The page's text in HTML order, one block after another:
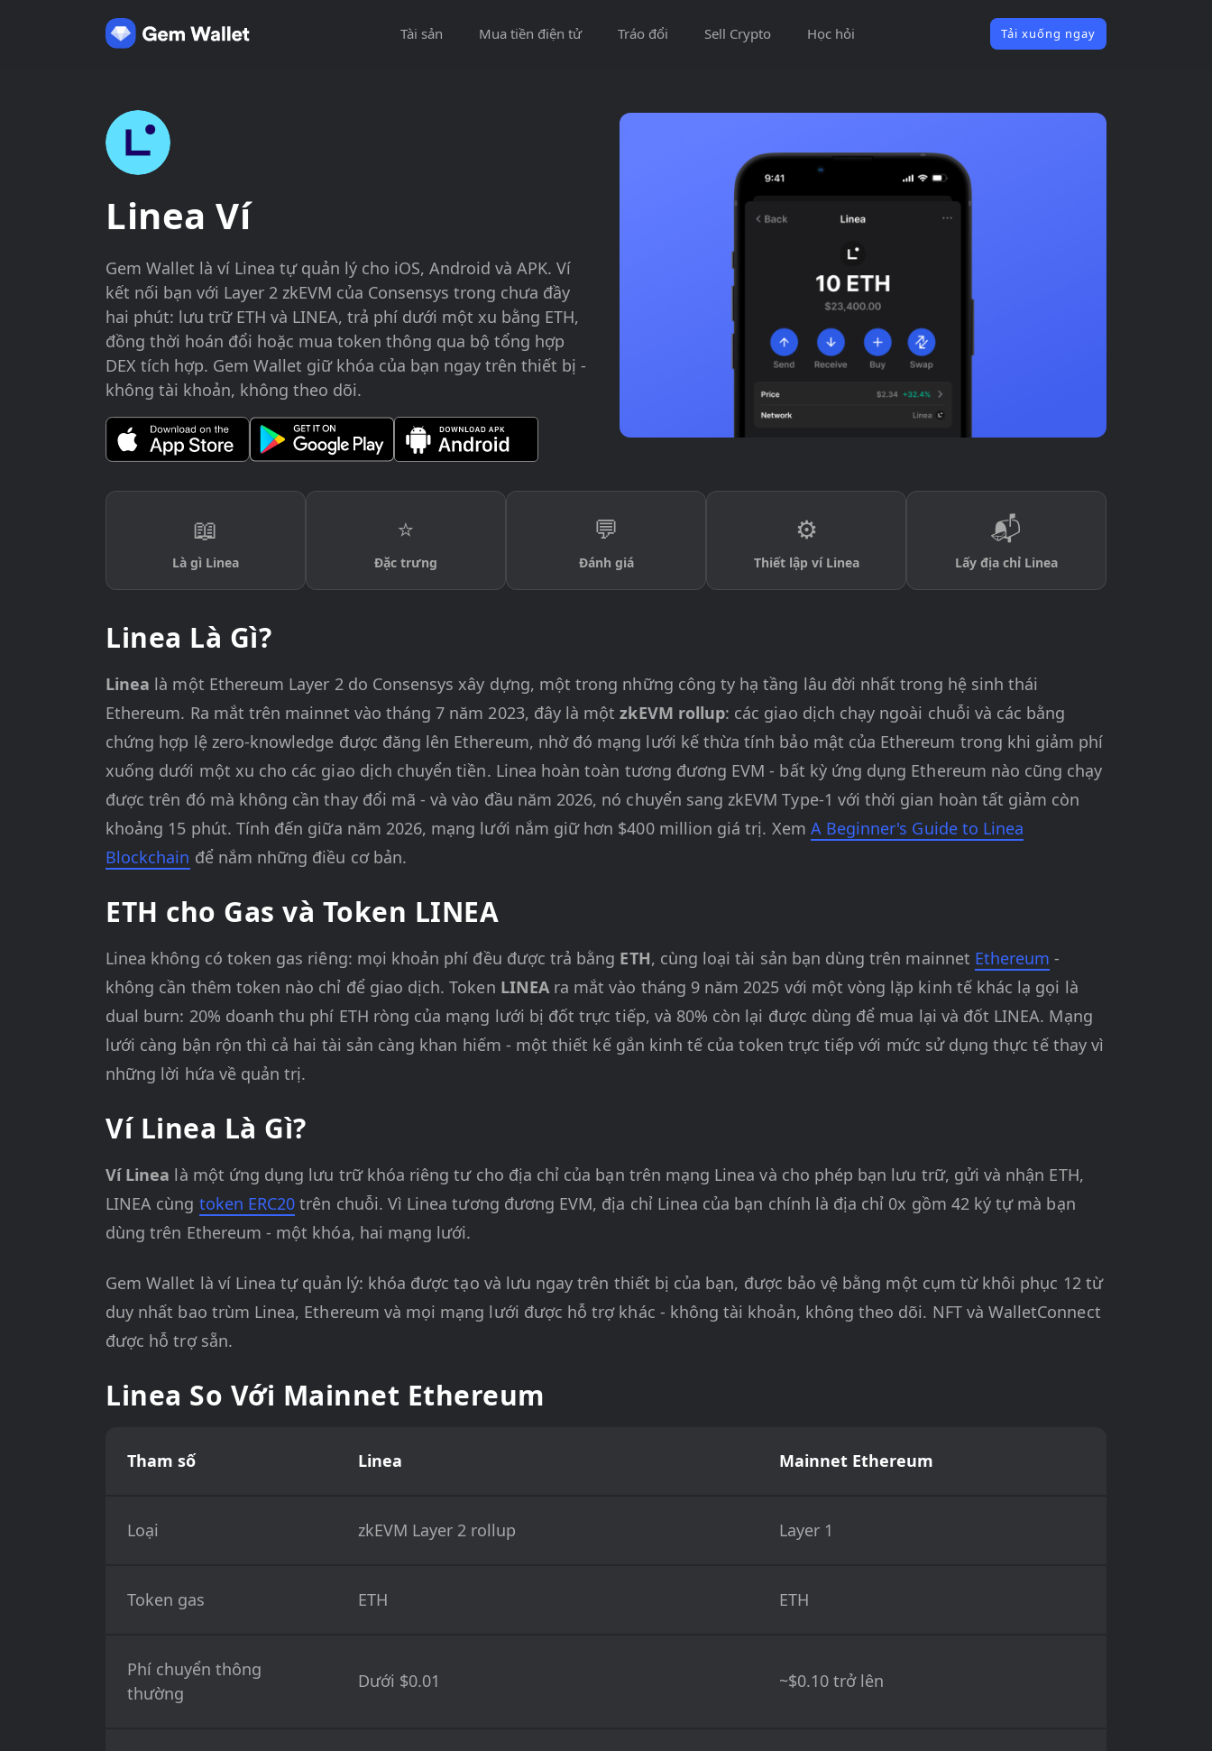
Tài sản Mua tiền điện tử Tráo đổi Sell Crypto Học hỏi Tải xuống ngay
Linea Ví
Gem Wallet là ví Linea tự quản lý cho iOS, Android và APK. Ví
kết nối bạn với Layer 2 zkEVM của Consensys trong chưa đầy
hai phút: lưu trữ ETH và LINEA, trả phí dưới một xu bằng ETH,
đồng thời hoán đổi hoặc mua token thông qua bộ tổng hợp
DEX tích hợp. Gem Wallet giữ khóa của bạn ngay trên thiết bị -
không tài khoản, không theo dõi.
📖
Là gì Linea
⭐
Đặc trưng
💬
Đánh giá
⚙️
Thiết lập ví Linea
📬
Lấy địa chỉ Linea
Linea Là Gì?
Linea là một Ethereum Layer 2 do Consensys xây dựng, một trong những công ty hạ tầng lâu đời nhất trong hệ sinh thái
Ethereum. Ra mắt trên mainnet vào tháng 7 năm 2023, đây là mộtzkEVM rollup: các giao dịch chạy ngoài chuỗi và các bằng
chứng hợp lệ zero-knowledge được đăng lên Ethereum, nhờ đó mạng lưới kế thừa tính bảo mật của Ethereum trong khi giảm phí
xuống dưới một xu cho các giao dịch chuyển tiền. Linea hoàn toàn tương đương EVM - bất kỳ ứng dụng Ethereum nào cũng chạy
được trên đó mà không cần thay đổi mã - và vào đầu năm 2026, nó chuyển sang zkEVM Type-1 với thời gian hoàn tất giảm còn
khoảng 15 phút. Tính đến giữa năm 2026, mạng lưới nắm giữ hơn $400 million giá trị. Xem A Beginner's Guide to Linea
Blockchain để nắm những điều cơ bản.
ETH cho Gas và Token LINEA
Linea không có token gas riêng: mọi khoản phí đều được trả bằng ETH, cùng loại tài sản bạn dùng trên mainnet Ethereum -
không cần thêm token nào chỉ để giao dịch. Token LINEAra mắt vào tháng 9 năm 2025 với một vòng lặp kinh tế khác lạ gọi là
dual burn: 20% doanh thu phí ETH ròng của mạng lưới bị đốt trực tiếp, và 80% còn lại được dùng để mua lại và đốt LINEA. Mạng
lưới càng bận rộn thì cả hai tài sản càng khan hiếm - một thiết kế gắn kinh tế của token trực tiếp với mức sử dụng thực tế thay vì
những lời hứa về quản trị.
Ví Linea Là Gì?
Ví Linea là một ứng dụng lưu trữ khóa riêng tư cho địa chỉ của bạn trên mạng Linea và cho phép bạn lưu trữ, gửi và nhận ETH,
LINEA cùng token ERC20 trên chuỗi. Vì Linea tương đương EVM, địa chỉ Linea của bạn chính là địa chỉ 0x gồm 42 ký tự mà bạn
dùng trên Ethereum - một khóa, hai mạng lưới.
Gem Wallet là ví Linea tự quản lý: khóa được tạo và lưu ngay trên thiết bị của bạn, được bảo vệ bằng một cụm từ khôi phục 12 từ
duy nhất bao trùm Linea, Ethereum và mọi mạng lưới được hỗ trợ khác - không tài khoản, không theo dõi. NFT và WalletConnect
được hỗ trợ sẵn.
Linea So Với Mainnet Ethereum
Tham số Linea Mainnet Ethereum
Loại zkEVM Layer 2 rollup Layer 1
Token gas ETH ETH
Phí chuyển thông
thường
Dưới $0.01 ~$0.10 trở lên